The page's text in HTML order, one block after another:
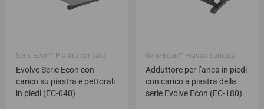
Serie Econ™ Piastra caricata
Evolve Serie Econ con
carico su piastra e pettorali
in piedi (EC-040)
Serie Econ™ Piastra caricata
Adduttore per l’anca in piedi
con carico a piastra della
serie Evolve Econ (EC-180)